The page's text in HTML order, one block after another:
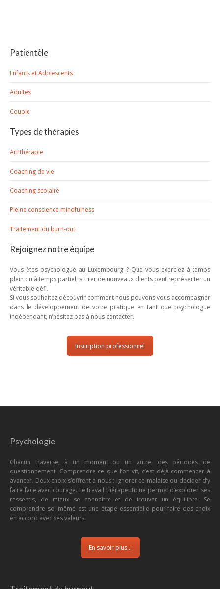
Patientèle
Enfants et Adolescents
Adultes
Couple
Types de thérapies
Art thérapie
Coaching de vie
Coaching scolaire
Pleine conscience mindfulness
Traitement du burn-out
Rejoignez notre équipe
Vous êtes psychologue au Luxembourg ? Que vous exerciez à temps
plein ou à temps partiel, attirer de nouveaux clients peut représenter un
véritable défi.
Si vous souhaitez découvrir comment nous pouvons vous accompagner
dans le développement de votre pratique en tant que psychologue
indépendant, n’hésitez pas à nous contacter.
Inscription professionnel
Psychologie
Chacun traverse, à un moment ou un autre, des périodes de
questionnement. Comprendre ce que l’on vit, c’est déjà commencer à
avancer. Deux choix s’offrent à nous : ignorer ce malaise ou décider d’y
faire face avec courage. Le travail thérapeutique permet d’explorer ses
ressentis, de mieux se connaître et de trouver un équilibre. Se
comprendre soi-même est une étape essentielle pour faire des choix
en accord avec ses valeurs.
En savoir plus...